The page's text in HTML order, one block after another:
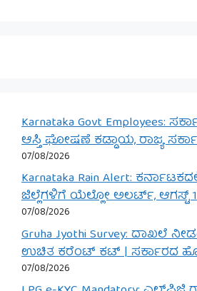
Karnataka Govt Employees:
ಆಸ್ತಿ ಘೋಷಣೆ ಕಡ್ಡಾಯ, ರಾಜ್ಯ
07/08/2026
Karnataka Rain Alert:
ಜಿಲ್ಲೆಗಳಿಗೆ ಯೆಲ್ಲೋ ಅಲರ್ಟ್, ಆಗಸ್ಟ್
07/08/2026
Gruha Jyothi Survey: ದಾಖಲೆ
ಉಚಿತ ಕರೆಂಟ್ ಕಟ್ | ಸರ್ಕಾರದ
07/08/2026